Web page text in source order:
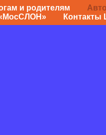
и родителям
Контакты